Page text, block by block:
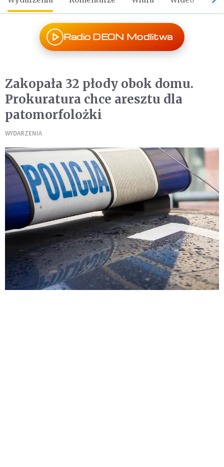
Radio DEON Modlitwa
Zakopała 32 płody obok domu.
Prokuratura chce aresztu dla
patomorfolożki
WYDARZENIA